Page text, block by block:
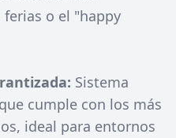
o el "happy
Sistema
cumple con los más
ideal para entornos